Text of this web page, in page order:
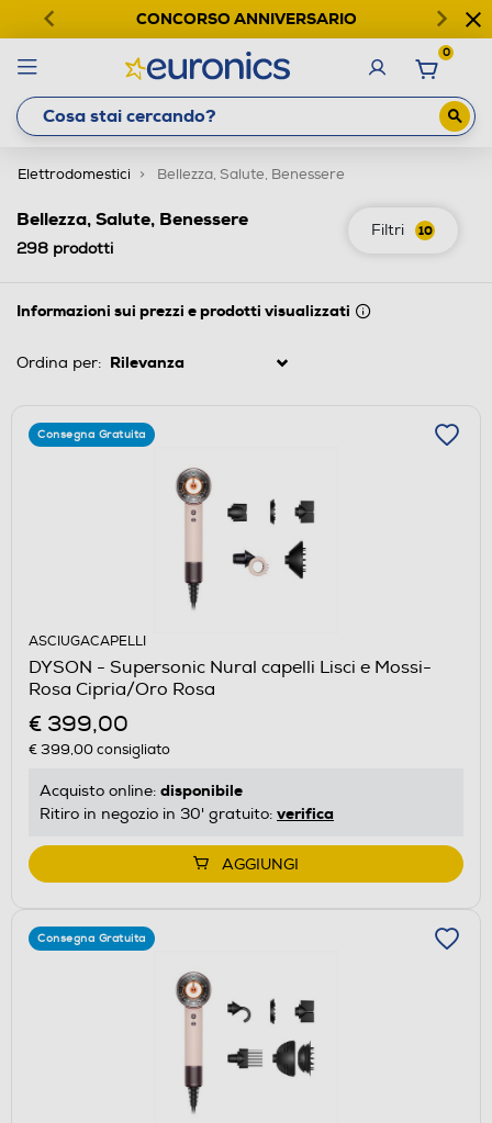
CONCORSO ANNIVERSARIO
0
Elettrodomestici Bellezza, Salute, Benessere
Filtri 10
Bellezza, Salute, Benessere
298 prodotti
Informazioni sui prezzi e prodotti visualizzati
Ordina per:
Consegna Gratuita
ASCIUGACAPELLI
DYSON - Supersonic Nural capelli Lisci e Mossi-
Rosa Cipria/Oro Rosa
€ 399,00
€ 399,00consigliato
Acquisto online: disponibile
Ritiro in negozio in 30' gratuito: verifica
AGGIUNGI
Consegna Gratuita